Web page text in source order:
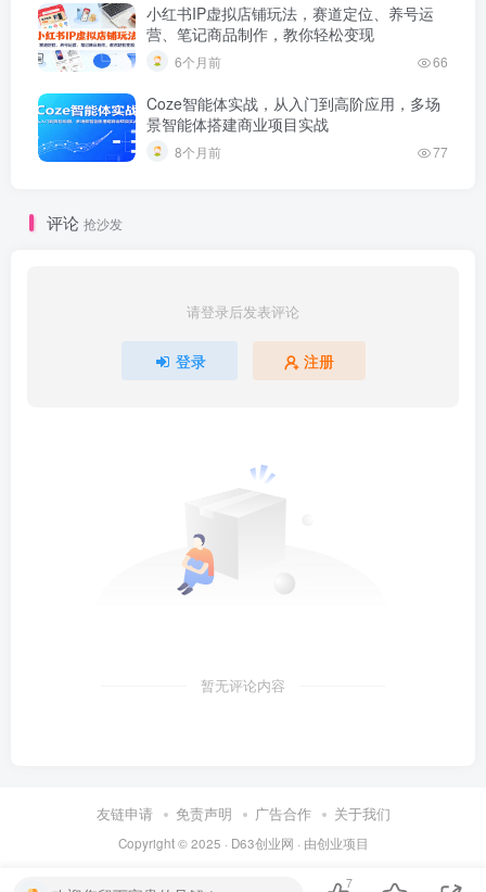
小红书IP虚拟店铺玩法，赛道定位、养号运
营、笔记商品制作，教你轻松变现
6个月前 66
Coze智能体实战，从入门到高阶应用，多场
景智能体搭建商业项目实战
8个月前 77
评论 抢沙发
请登录后发表评论
登录 注册
暂无评论内容
友链申请 免责声明 广告合作 关于我们
Copyright © 2025 · D63创业网 · 由创业项目
7